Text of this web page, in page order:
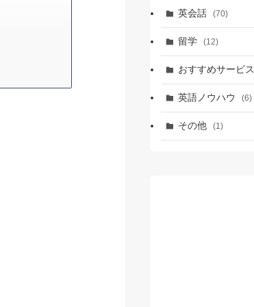
英会話 (70)
留学 (12)
おすすめサービス
英語ノウハウ (6)
その他 (1)